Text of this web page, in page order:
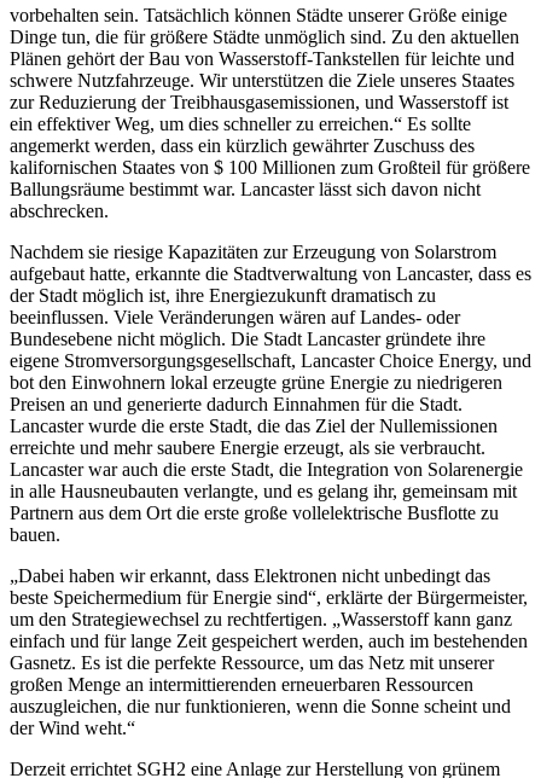
vorbehalten sein. Tatsächlich können Städte unserer Größe einige
Dinge tun, die für größere Städte unmöglich sind. Zu den aktuellen
Plänen gehört der Bau von Wasserstoff-Tankstellen für leichte und
schwere Nutzfahrzeuge. Wir unterstützen die Ziele unseres Staates
zur Reduzierung der Treibhausgasemissionen, und Wasserstoff ist
ein effektiver Weg, um dies schneller zu erreichen.“ Es sollte
angemerkt werden, dass ein kürzlich gewährter Zuschuss des
kalifornischen Staates von $ 100 Millionen zum Großteil für größere
Ballungsräume bestimmt war. Lancaster lässt sich davon nicht
abschrecken.
Nachdem sie riesige Kapazitäten zur Erzeugung von Solarstrom
aufgebaut hatte, erkannte die Stadtverwaltung von Lancaster, dass es
der Stadt möglich ist, ihre Energiezukunft dramatisch zu
beeinflussen. Viele Veränderungen wären auf Landes- oder
Bundesebene nicht möglich. Die Stadt Lancaster gründete ihre
eigene Stromversorgungsgesellschaft, Lancaster Choice Energy, und
bot den Einwohnern lokal erzeugte grüne Energie zu niedrigeren
Preisen an und generierte dadurch Einnahmen für die Stadt.
Lancaster wurde die erste Stadt, die das Ziel der Nullemissionen
erreichte und mehr saubere Energie erzeugt, als sie verbraucht.
Lancaster war auch die erste Stadt, die Integration von Solarenergie
in alle Hausneubauten verlangte, und es gelang ihr, gemeinsam mit
Partnern aus dem Ort die erste große vollelektrische Busflotte zu
bauen.
„Dabei haben wir erkannt, dass Elektronen nicht unbedingt das
beste Speichermedium für Energie sind“, erklärte der Bürgermeister,
um den Strategiewechsel zu rechtfertigen. „Wasserstoff kann ganz
einfach und für lange Zeit gespeichert werden, auch im bestehenden
Gasnetz. Es ist die perfekte Ressource, um das Netz mit unserer
großen Menge an intermittierenden erneuerbaren Ressourcen
auszugleichen, die nur funktionieren, wenn die Sonne scheint und
der Wind weht.“
Derzeit errichtet SGH2 eine Anlage zur Herstellung von grünem